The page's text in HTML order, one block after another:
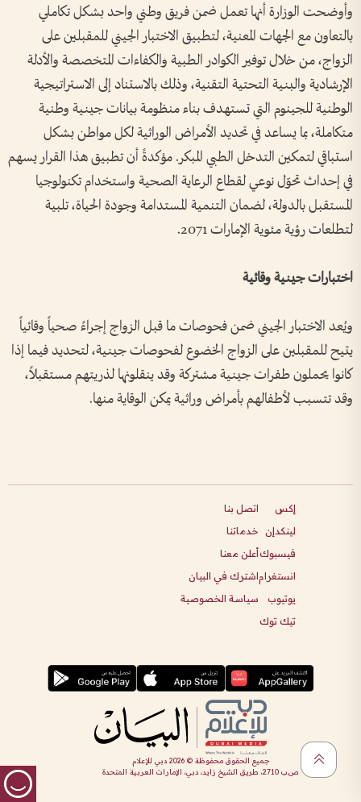
وأوضحت الوزارة أنها تعمل ضمن فريق وطني واحد بشكل تكاملي
بالتعاون مع الجهات المعنية، لتطبيق الاختبار الجيني للمقبلين على
الزواج، من خلال توفير الكوادر الطبية والكفاءات المتخصصة والأدلة
الإرشادية والبنية التحتية التقنية، وذلك بالاستناد إلى الاستراتيجية
الوطنية للجينوم التي تستهدف بناء منظومة بيانات جينية وطنية
متكاملة، بما يساعد في تحديد الأمراض الوراثية لكل مواطن بشكل
استباقي لتمكين التدخل الطبي المبكر. مؤكدةً أن تطبيق هذا القرار يسهم
في إحداث تحوّل نوعي لقطاع الرعاية الصحية واستخدام تكنولوجيا
المستقبل بالدولة، لضمان التنمية المستدامة وجودة الحياة، تلبية
لتطلعات رؤية مئوية الإمارات 2071.
اختبارات جينية وقائية
ويُعد الاختبار الجيني ضمن فحوصات ما قبل الزواج إجراءً صحياً وقائياً
يتيح للمقبلين على الزواج الخضوع لفحوصات جينية، لتحديد فيما إذا
كانوا يحملون طفرات جينية مشتركة وقد ينقلونها لذريتهم مستقبلاً،
وقد تتسبب لأطفالهم بأمراض وراثية يمكن الوقاية منها.
إكس
لينكدإن
فيسبوك
انستغرام
يوتيوب
تيك توك
اتصل بنا
خدماتنا
أعلن معنا
اشترك في البيان
سياسة الخصوصية
جميع الحقوق محفوظة ©2026 دبي للإعلام
ص.ب 2710، طريق الشيخ زايد، دبي، الإمارات العربية المتحدة